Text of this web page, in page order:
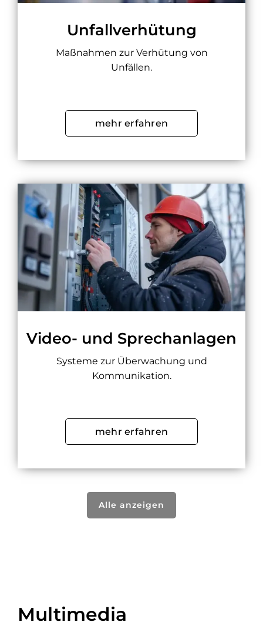
Unfallverhütung
Maßnahmen zur Verhütung von
Unfällen.
mehr erfahren
Video- und Sprechanlagen
Systeme zur Überwachung und
Kommunikation.
mehr erfahren
Alle anzeigen
Multimedia